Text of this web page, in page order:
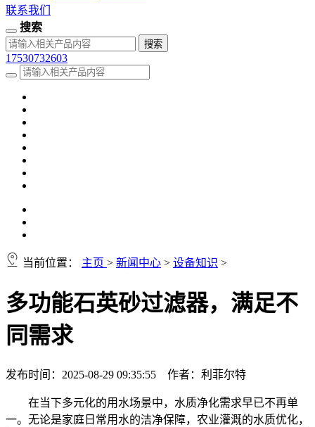
联系我们
搜索
17530732603
当前位置： 主页 > 新闻中心 > 设备知识 >
多功能石英砂过滤器，满足不
同需求
发布时间：2025-08-29 09:35:55 作者：利菲尔特
在当下多元化的用水场景中，水质净化需求早已不再单
一。无论是家庭日常用水的洁净保障，农业灌溉的水质优化，